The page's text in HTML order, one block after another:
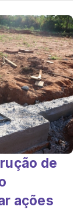
de
ações